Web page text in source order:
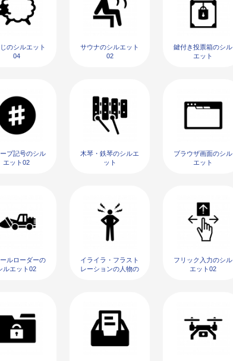
のシルエット
04
サウナのシルエット
02
鍵付き投票箱のシル
エット
プ記号のシル
エット02
木琴・鉄琴のシルエ
ット
ブラウザ画面のシル
エット
ルローダーの
ルエット02
イライラ・フラスト
レーションの人物の
フリック入力のシル
エット02